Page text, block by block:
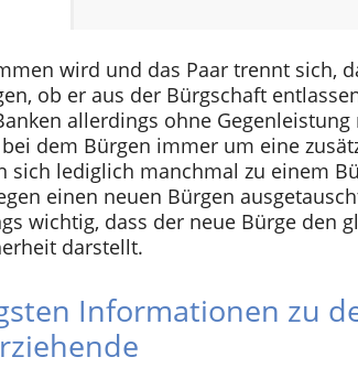
wird und das Paar trennt sich,
ob er aus der Bürgschaft
allerdings ohne
dem Bürgen immer um eine
sich lediglich manchmal zu einem
einen neuen Bürgen
wichtig, dass der neue Bürge den
darstellt.
Informationen zu